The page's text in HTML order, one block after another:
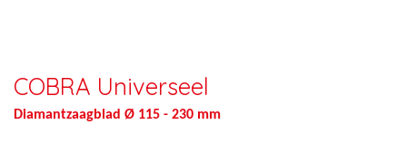
COBRA Universeel
Diamantzaagblad Ø 115 - 230 mm